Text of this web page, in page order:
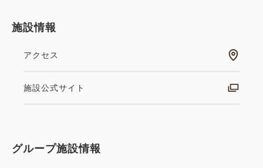
施設情報
アクセス
施設公式サイト
グループ施設情報